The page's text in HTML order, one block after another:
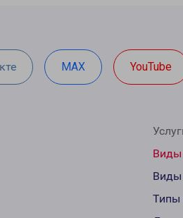
MAX YouTube
Виды
Виды
Типы